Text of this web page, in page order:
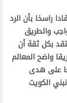
راسخا بأن الرد
والطريق
بكل ثقة أن
واضح المعالم
على هدى
الكويت